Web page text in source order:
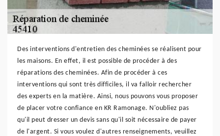
Des interventions d'entretien des cheminées se réalisent pour
les maisons. En effet, il est possible de procéder à des
réparations des cheminées. Afin de procéder à ces
interventions qui sont très difficiles, il va falloir rechercher
des experts en la matière. Ainsi, nous pouvons vous proposer
de placer votre confiance en KR Ramonage. N'oubliez pas
qu'il peut dresser un devis sans qu'il soit nécessaire de payer
de l'argent. Si vous voulez d'autres renseignements, veuillez